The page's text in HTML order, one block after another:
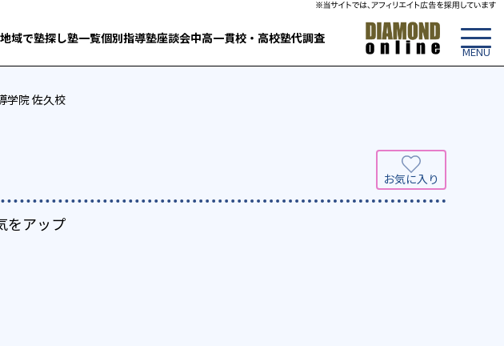
地域で塾探し塾一覧個別指導塾座談会中高一貫校・高校塾代調査
学院 佐久校
をアップ